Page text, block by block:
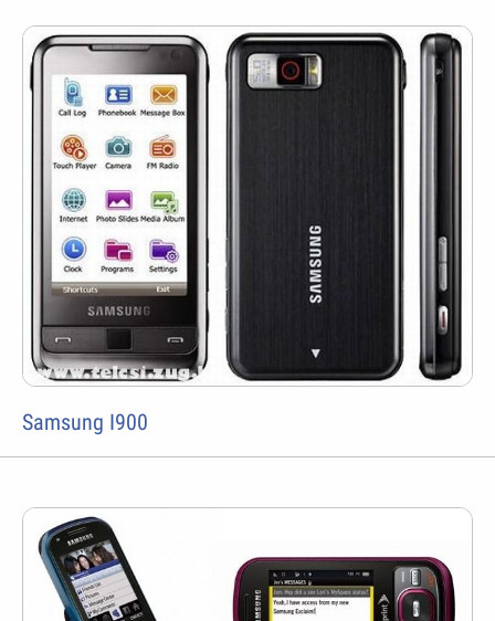
Samsung I900